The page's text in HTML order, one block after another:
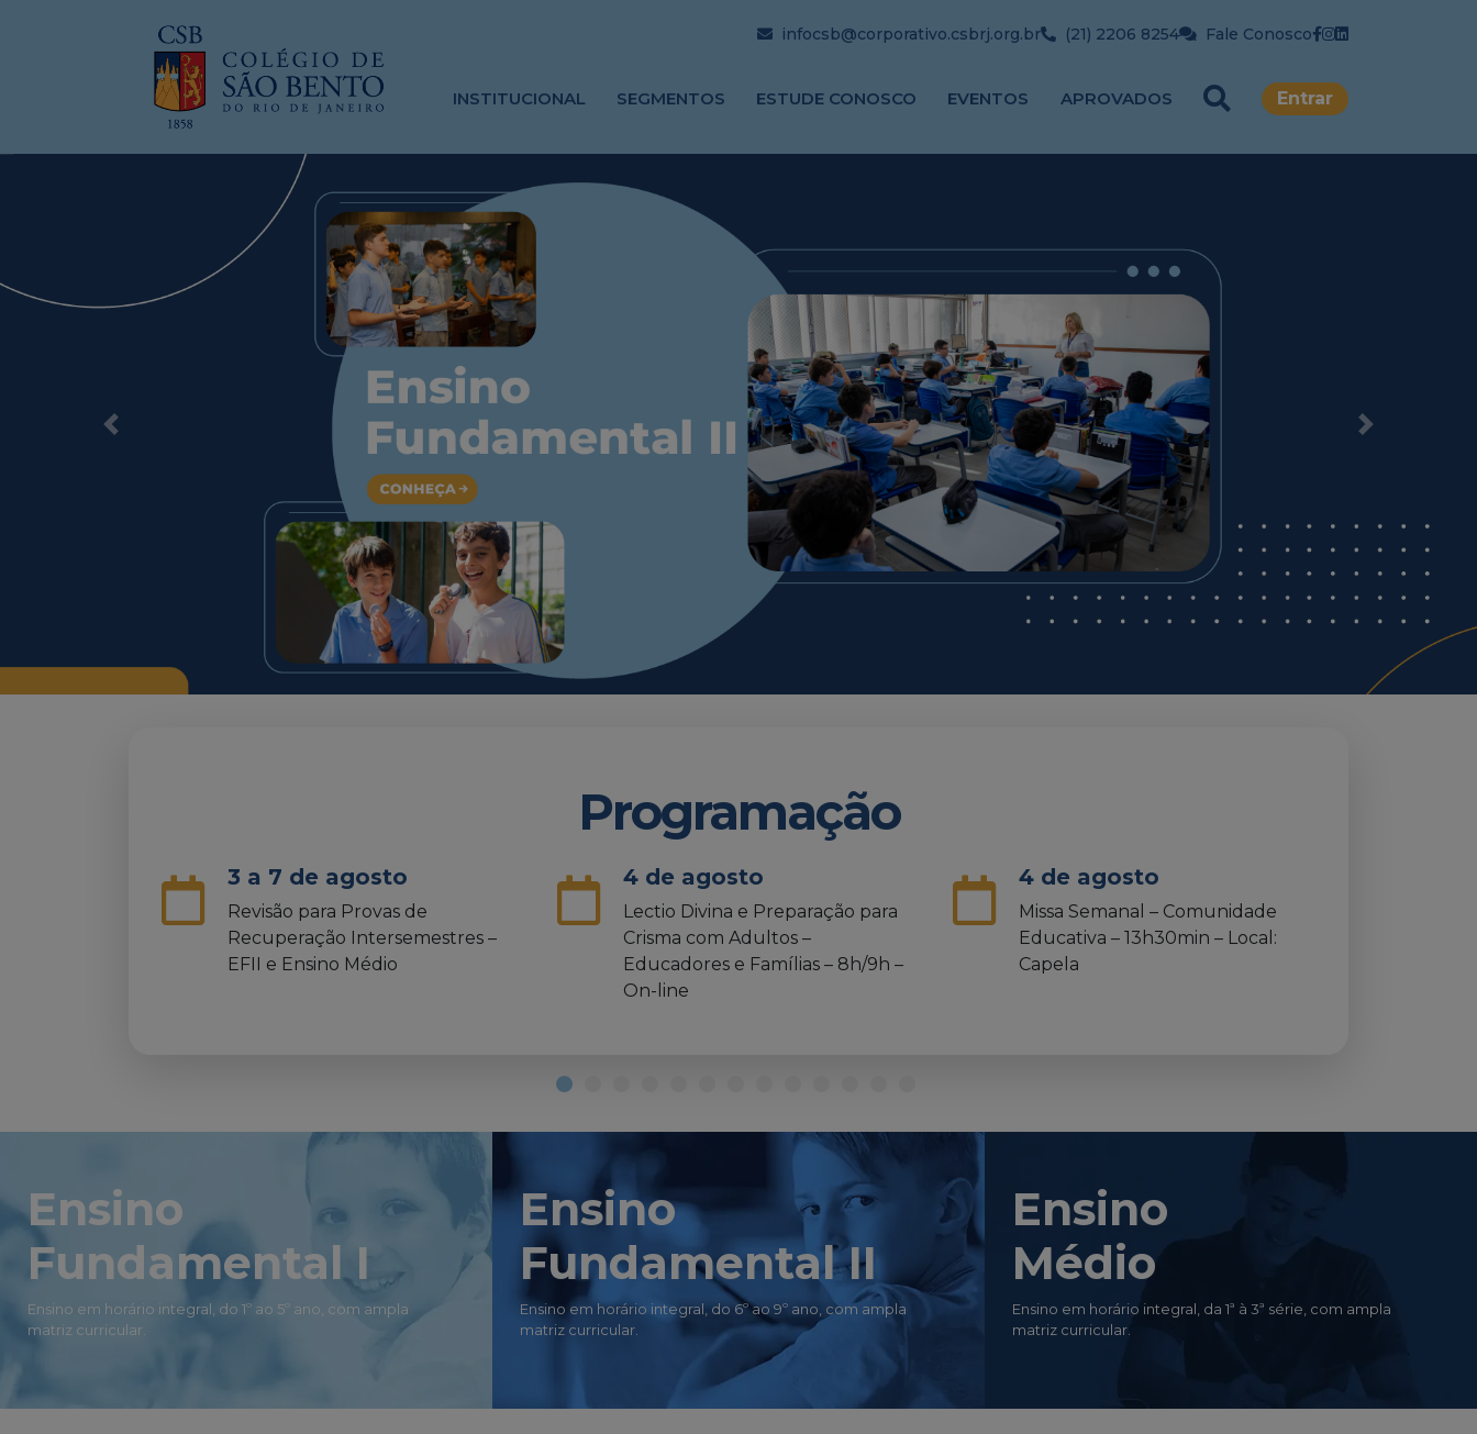
infocsb@corporativo.csbrj.org.br (21) 2206 8254 Fale Conosco
INSTITUCIONAL SEGMENTOS ESTUDE CONOSCO EVENTOS APROVADOS Entrar
Previous Next
Programação
3 a 7 de agosto
Revisão para Provas de
Recuperação Intersemestres –
EFII e Ensino Médio
4 de agosto
Lectio Divina e Preparação para
Crisma com Adultos –
Educadores e Famílias – 8h/9h –
On-line
4 de agosto
Missa Semanal – Comunidade
Educativa – 13h30min – Local:
Capela
Ensino
Fundamental I
Ensino em horário integral, do 1º ao 5º ano, com ampla
matriz curricular.
Ensino
Fundamental II
Ensino em horário integral, do 6º ao 9º ano, com ampla
matriz curricular.
Ensino
Médio
Ensino em horário integral, da 1ª à 3ª série, com ampla
matriz curricular.